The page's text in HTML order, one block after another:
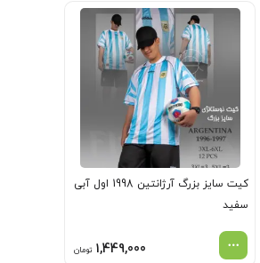
کیت سایز بزرگ آرژانتین 1998 اول آبی
سفید
1,449,000 تومان